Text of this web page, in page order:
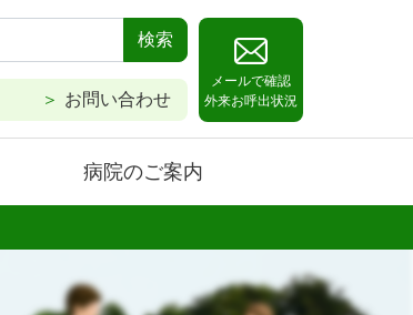
検索
お問い合わせ
メールで確認
外来お呼出状況
病院のご案内